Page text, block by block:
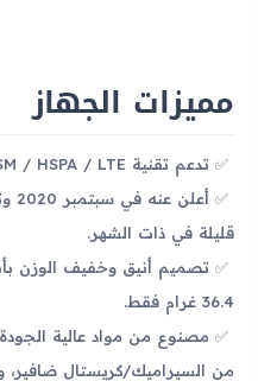
مميزات الجهاز
تدعم تقنية GSM / HSPA / LTE لسرعة اتصال عالية.
قليلة في ذات الشهر.
36.4 غرام فقط.
مصنوع من مواد عالية
من السيراميك/كريستال ضافير،